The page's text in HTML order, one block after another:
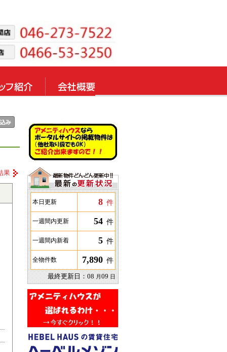
本日更新 8 件
一週間内更新 54 件
一週間内新着 5 件
全物件数 7,890 件
最終更新日：08 月09 日
果